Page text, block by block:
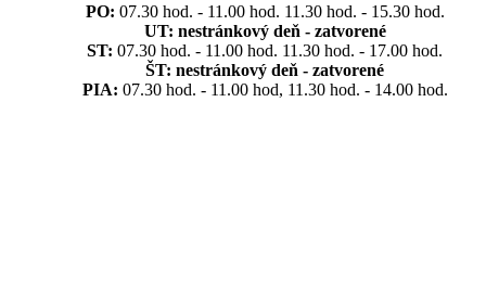
PO: 07.30 hod. - 11.00 hod. 11.30 hod. - 15.30 hod.
UT: nestránkový deň - zatvorené
ST: 07.30 hod. - 11.00 hod. 11.30 hod. - 17.00 hod.
ŠT: nestránkový deň - zatvorené
PIA: 07.30 hod. - 11.00 hod, 11.30 hod. - 14.00 hod.